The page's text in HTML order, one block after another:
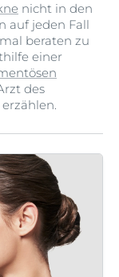
nicht in den
auf jeden Fall
beraten zu
einer
des